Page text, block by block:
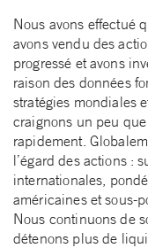
Nous avons effectué
avons vendu des
progressé et avons
raison des données
stratégies mondiales
craignons un peu
rapidement.
l’égard des actions :
internationales,
américaines et sous-
Nous continuons de
détenons plus de